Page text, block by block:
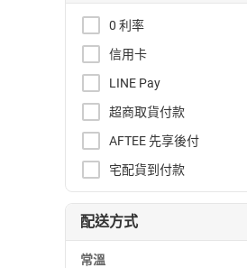
0 利率
信用卡
LINE Pay
超商取貨付款
AFTEE 先享後付
宅配貨到付款
配送方式
常溫